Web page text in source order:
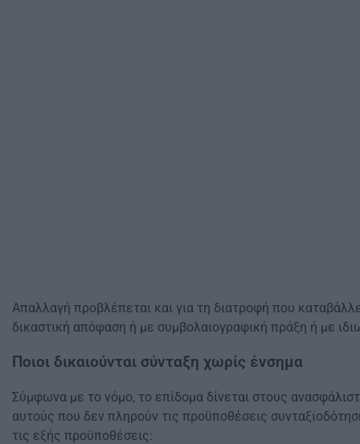
Απαλλαγή προβλέπεται και για τη διατροφή που
δικαστική απόφαση ή με συμβολαιογραφική πράξη ή με
Ποιοι δικαιούνται σύνταξη χωρίς ένσημα
Σύμφωνα με το νόμο, το επίδομα δίνεται στους
αυτούς που δεν πληρούν τις προϋποθέσεις
τις εξής προϋποθέσεις: